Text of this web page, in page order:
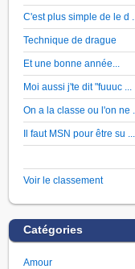
C'est plus simple de le d ...
Technique de drague
Et une bonne année...
Moi aussi j'te dit "fuuuc ...
On a la classe ou l'on ne ...
Il faut MSN pour être su ...
Voir le classement
Catégories
Amour